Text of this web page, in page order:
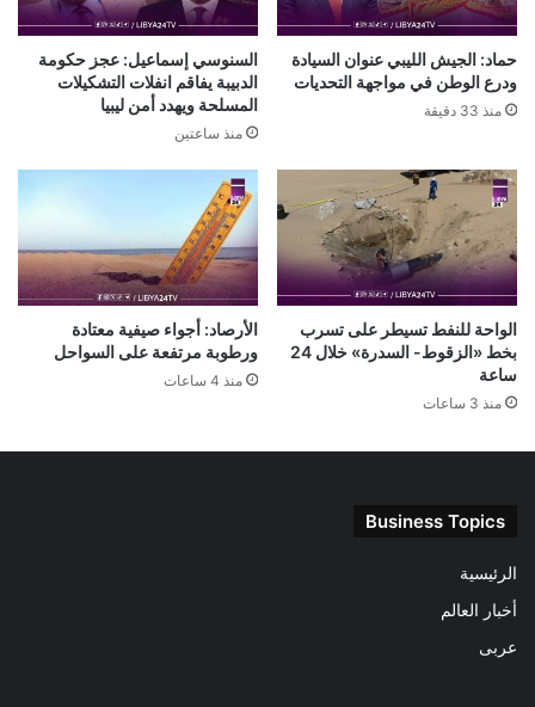
حماد: الجيش الليبي عنوان السيادة
ودرع الوطن في مواجهة التحديات
منذ 33 دقيقة
السنوسي إسماعيل: عجز حكومة
الدبيبة يفاقم انفلات التشكيلات
المسلحة ويهدد أمن ليبيا
منذ ساعتين
الواحة للنفط تسيطر على تسرب
بخط «الزقوط- السدرة» خلال 24
ساعة
منذ 3 ساعات
الأرصاد: أجواء صيفية معتادة
ورطوبة مرتفعة على السواحل
منذ 4 ساعات
Business Topics
الرئيسية
أخبار العالم
عربى